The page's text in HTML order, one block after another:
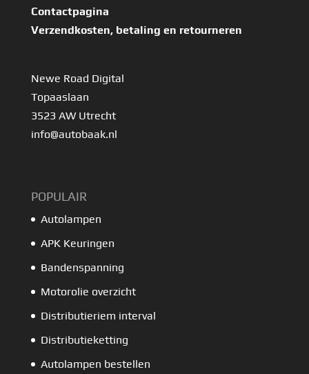
Contactpagina
Verzendkosten, betaling en retourneren
Newe Road Digital
Topaaslaan
3523 AW Utrecht
info@autobaak.nl
POPULAIR
Autolampen
APK Keuringen
Bandenspanning
Motorolie overzicht
Distributieriem interval
Distributieketting
Autolampen bestellen